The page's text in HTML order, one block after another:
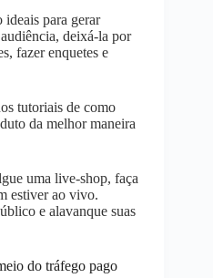
ideais para gerar
deixá-la por
fazer enquetes e
tutoriais de como
da melhor maneira
uma live-shop, faça
estiver ao vivo.
e alavanque suas
do tráfego pago